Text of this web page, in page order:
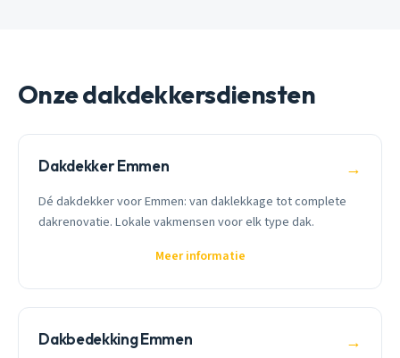
Onze dakdekkersdiensten
Dakdekker Emmen →
Dé dakdekker voor Emmen: van daklekkage tot complete
dakrenovatie. Lokale vakmensen voor elk type dak.
Meer informatie
Dakbedekking Emmen →